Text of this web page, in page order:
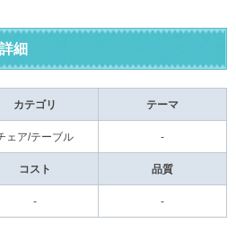
細
カテゴリ テーマ
ェア/テーブル -
コスト 品質
- -